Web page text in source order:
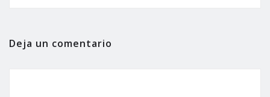
Deja un comentario